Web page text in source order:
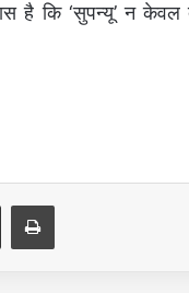
है कि ‘सुपन्यू’ न